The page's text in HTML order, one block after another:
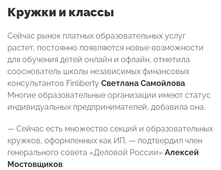
Кружки и классы
Сейчас рынок платных образовательных услуг
растет, постоянно появляются новые возможности
для обучения детей онлайн и офлайн, отметила
сооснователь школы независимых финансовых
консультантов Finliberty Светлана Самойлова.
Многие образовательные организации имеют статус
индивидуальных предпринимателей, добавила она.
— Сейчас есть множество секций и образовательных
кружков, оформленных как ИП, — подтвердил член
генерального совета «Деловой России» Алексей
Мостовщиков.